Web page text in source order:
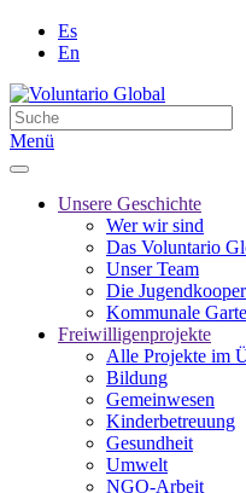
Es
En
Menü
Unsere Geschichte
Wer wir sind
Das Voluntario
Unser Team
Die
Kommunale
Freiwilligenprojekte
Alle Projekte im
Bildung
Gemeinwesen
Kinderbetreuung
Gesundheit
Umwelt
NGO-Arbeit